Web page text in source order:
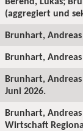
(aggregiert und
Brunhart,
Brunhart,
Brunhart,
Juni 2026.
Brunhart,
Wirtschaft